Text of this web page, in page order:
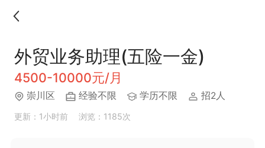
外贸业务助理(五险一金)
4500-10000元/月
崇川区 经验不限 学历不限 招2人
更新：1小时前 浏览：1185次